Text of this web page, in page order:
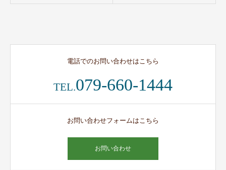
電話でのお問い合わせはこちら
TEL.079-660-1444
お問い合わせフォームはこちら
お問い合わせ